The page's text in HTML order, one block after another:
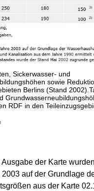
Sickerwasser- und
sowie
Berlins (Stand
RDF in den
der Karte
auf der Grundlage
aus der Karte